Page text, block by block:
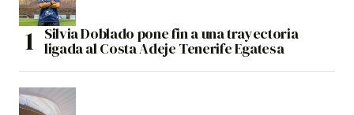
Silvia Doblado pone fin a una trayectoria
ligada al Costa Adeje Tenerife Egatesa